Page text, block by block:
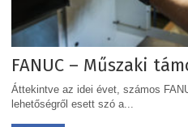
FANUC – Műszaki
Áttekintve az idei évet, számos
lehetőségről esett szó a...